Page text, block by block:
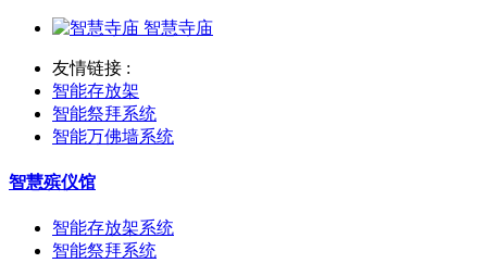
智慧寺庙
友情链接 :
智能存放架
智能祭拜系统
智能万佛墙系统
智慧殡仪馆
智能存放架系统
智能祭拜系统